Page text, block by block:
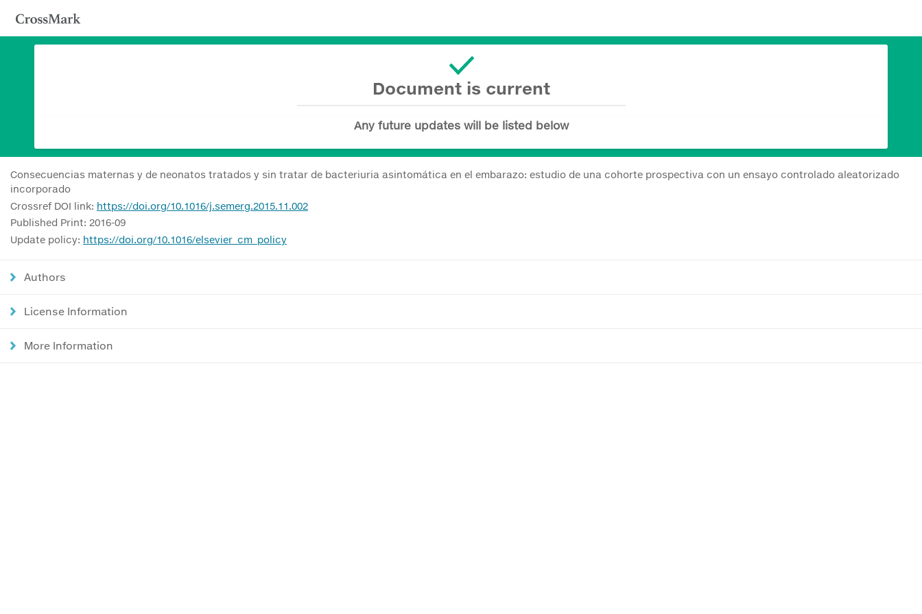
Document is current
Any future updates will be listed below
Consecuencias maternas y de neonatos tratados y sin tratar de bacteriuria asintomática en el embarazo: estudio de una cohorte prospectiva con un ensayo controlado aleatorizado
incorporado
Crossref DOI link: https://doi.org/10.1016/j.semerg.2015.11.002
Published Print: 2016-09
Update policy: https://doi.org/10.1016/elsevier_cm_policy
Authors
License Information
More Information